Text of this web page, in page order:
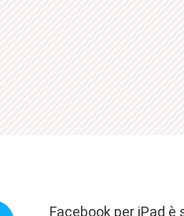
Facebook per iPad